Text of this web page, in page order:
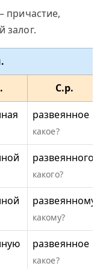
причастие,
залог.
С.р.
развеянное
какое?
развеянного
какого?
развеянному
какому?
развеянное
какое?